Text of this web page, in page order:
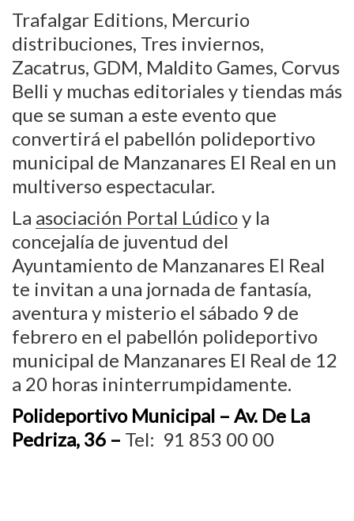
Trafalgar Editions, Mercurio
distribuciones, Tres inviernos,
Zacatrus, GDM, Maldito Games, Corvus
Belli y muchas editoriales y tiendas más
que se suman a este evento que
convertirá el pabellón polideportivo
municipal de Manzanares El Real en un
multiverso espectacular.
La asociación Portal Lúdicoy la
concejalía de juventud del
Ayuntamiento de Manzanares El Real
te invitan a una jornada de fantasía,
aventura y misterio el sábado 9 de
febrero en el pabellón polideportivo
municipal de Manzanares El Real de 12
a 20 horas ininterrumpidamente.
Polideportivo Municipal – Av. De La
Pedriza, 36 – Tel: 91 853 00 00